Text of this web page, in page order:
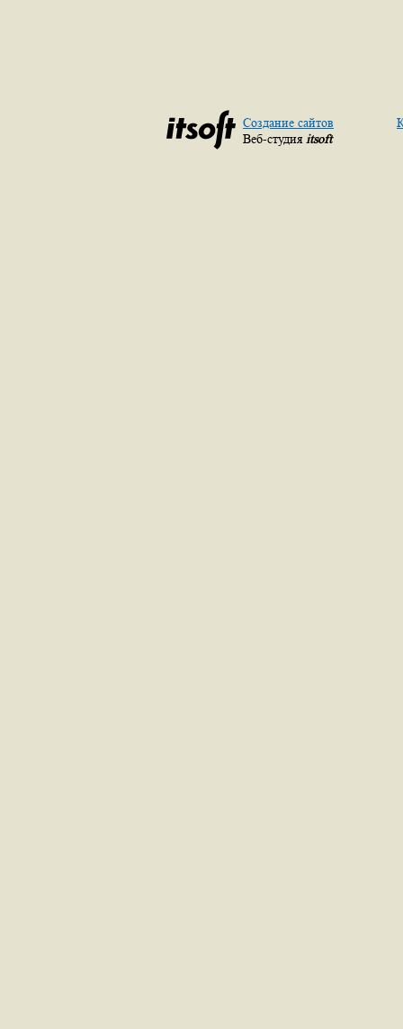
Создание сайтов
Веб-студия itsoft